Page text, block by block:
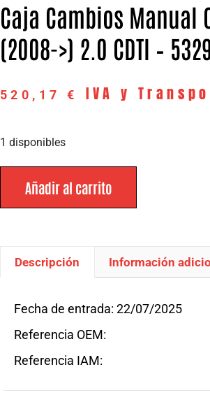
Caja Cambios
(2008->) 2.0 CDTI –
520,17 € IVA y
1 disponibles
Añadir al carrito
Descripción Información
Fecha de entrada: 22/07/2025
Referencia OEM:
Referencia IAM: